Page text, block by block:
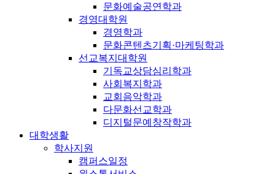
문화예술공연학과
경영대학원
경영학과
문화콘텐츠기획·마케팅학과
선교복지대학원
기독교상담심리학과
사회복지학과
교회음악학과
다문화선교학과
디지털문예창작학과
대학생활
학사지원
캠퍼스일정